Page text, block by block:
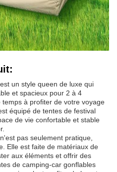
un style queen de luxe qui
et spacieux pour 2 à 4
à profiter de votre voyage
équipé de tentes de festival
de vie confortable et stable
pas seulement pratique,
Elle est faite de matériaux de
aux éléments et offrir des
de camping-car gonflables